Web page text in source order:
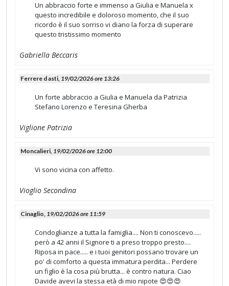
Un abbraccio forte e immenso a Giulia e Manuela x
questo incredibile e doloroso momento, che il suo
ricordo è il suo sorriso vi diano la forza di superare
questo tristissimo momento
Gabriella Beccaris
Ferrere d asti, 19/02/2026 ore 13:26
Un forte abbraccio a Giulia e Manuela da Patrizia
Stefano Lorenzo e Teresina Gherba
Viglione Patrizia
Moncalieri, 19/02/2026 ore 12:00
Vi sono vicina con affetto.
Vioglio Secondina
Cinaglio, 19/02/2026 ore 11:59
Condoglianze a tutta la famiglia.... Non ti conoscevo.....
però a 42 anni il Signore ti a preso troppo presto....
Riposa in pace..... e i tuoi genitori possano trovare un
po' di comforto a questa immatura perdita... Perdere
un figlio è la cosa più brutta... è contro natura. Ciao
Davide avevi la stessa età di mio nipote 😍😍😍